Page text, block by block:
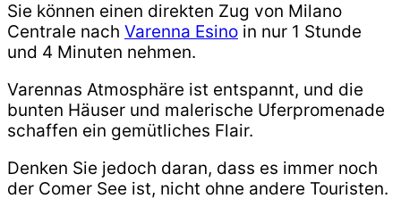
Sie können einen direkten Zug von Milano
Centrale nach Varenna Esino in nur 1 Stunde
und 4 Minuten nehmen.
Varennas Atmosphäre ist entspannt, und die
bunten Häuser und malerische Uferpromenade
schaffen ein gemütliches Flair.
Denken Sie jedoch daran, dass es immer noch
der Comer See ist, nicht ohne andere Touristen.